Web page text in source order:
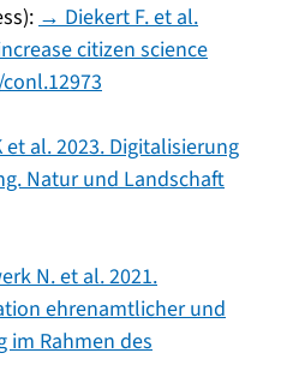
→ Diekert F. et al.
citizen science
al. 2023. Digitalisierung
Natur und Landschaft
N. et al. 2021.
ehrenamtlicher und
im Rahmen des